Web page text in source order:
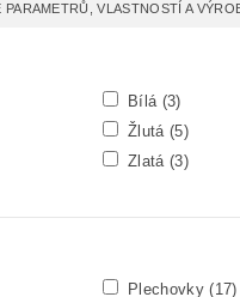
PARAMETRŮ, VLASTNOSTÍ A
Bílá (3)
Žlutá (5)
Zlatá (3)
Plechovky(17)